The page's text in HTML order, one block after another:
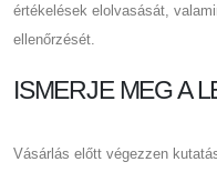
értékelések elolvasását,
ellenőrzését.
ISMERJE MEG A
Vásárlás előtt végezzen